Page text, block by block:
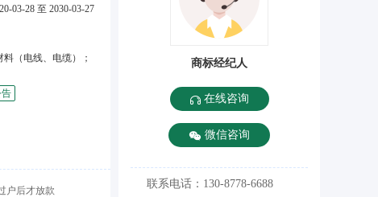
03-28 至 2030-03-27
（电线、电缆）；
户后才放款
商标经纪人
在线咨询
微信咨询
联系电话：130-8778-6688